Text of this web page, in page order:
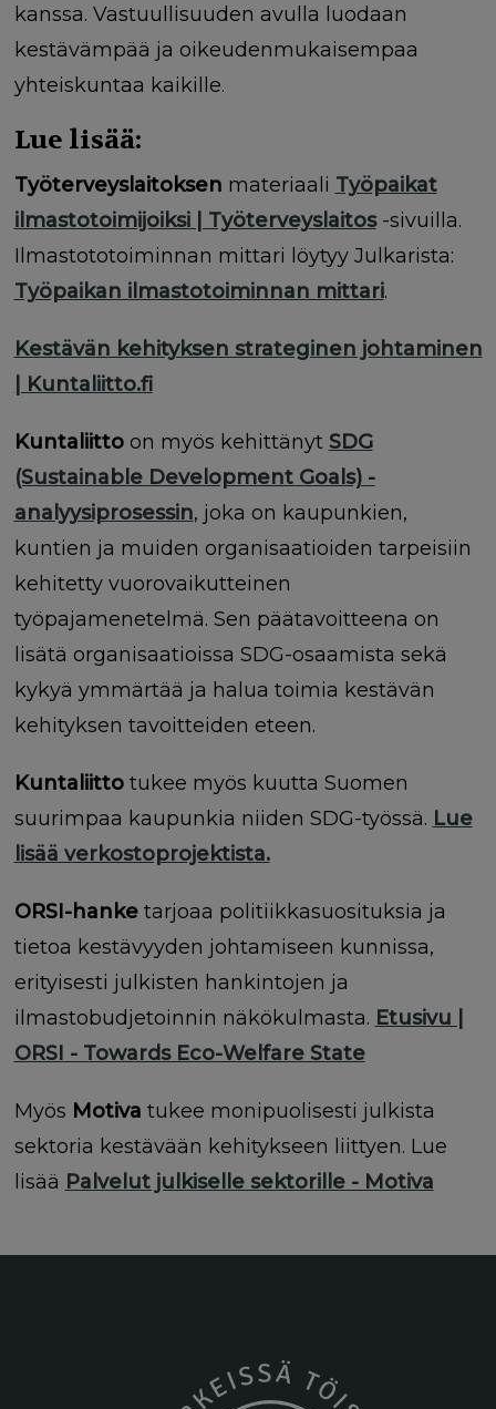
kanssa. Vastuullisuuden avulla luodaan
kestävämpää ja oikeudenmukaisempaa
yhteiskuntaa kaikille.
Lue lisää:
Työterveyslaitoksen materiaali Työpaikat
ilmastotoimijoiksi | Työterveyslaitos-sivuilla.
Ilmastototoiminnan mittari löytyy Julkarista:
Työpaikan ilmastotoiminnan mittari.
Kestävän kehityksen strateginen johtaminen
| Kuntaliitto.fi
Kuntaliittoon myös kehittänyt SDG
(Sustainable Development Goals) -
analyysiprosessin, joka on kaupunkien,
kuntien ja muiden organisaatioiden tarpeisiin
kehitetty vuorovaikutteinen
työpajamenetelmä. Sen päätavoitteena on
lisätä organisaatioissa SDG-osaamista sekä
kykyä ymmärtää ja halua toimia kestävän
kehityksen tavoitteiden eteen.
Kuntaliitto tukee myös kuutta Suomen
suurimpaa kaupunkia niiden SDG-työssä. Lue
lisää verkostoprojektista.
ORSI-hanketarjoaa politiikkasuosituksia ja
tietoa kestävyyden johtamiseen kunnissa,
erityisesti julkisten hankintojen ja
ilmastobudjetoinnin näkökulmasta. Etusivu |
ORSI - Towards Eco-Welfare State
Myös Motiva tukee monipuolisesti julkista
sektoria kestävään kehitykseen liittyen. Lue
lisää Palvelut julkiselle sektorille - Motiva